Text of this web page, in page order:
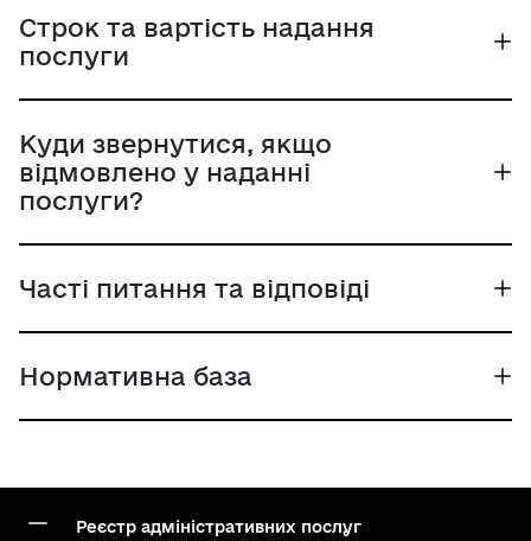
Строк та вартість надання
послуги
Куди звернутися, якщо
відмовлено у наданні
послуги?
Часті питання та відповіді
Нормативна база
Реєстр адміністративних послуг